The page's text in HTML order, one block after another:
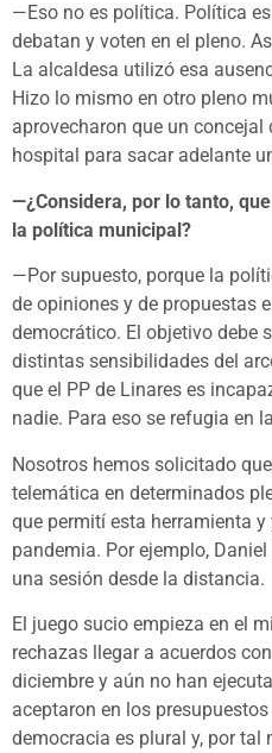
—Eso no es política. Política
debatan y voten en el pleno.
La alcaldesa utilizó esa
Hizo lo mismo en otro pleno
aprovecharon que un concejal
hospital para sacar adelante
—¿Considera, por lo tanto,
la política municipal?
—Por supuesto, porque la
de opiniones y de propuestas
democrático. El objetivo debe
distintas sensibilidades del
que el PP de Linares es
nadie. Para eso se refugia en
Nosotros hemos solicitado
telemática en determinados
que permití esta herramienta
pandemia. Por ejemplo,
una sesión desde la distancia.
El juego sucio empieza en el
rechazas llegar a acuerdos
diciembre y aún no han
aceptaron en los
democracia es plural y, por tal